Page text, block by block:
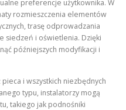
preferencje użytkownika. W
rozmieszczenia elementów
trasę odprowadzania
siedzeń i oświetlenia. Dzięki
późniejszych modyfikacji i
i wszystkich niezbędnych
typu, instalatorzy mogą
takiego jak podnośniki